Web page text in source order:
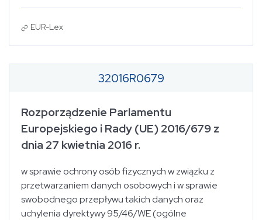
EUR-Lex
32016R0679
Rozporządzenie Parlamentu
Europejskiego i Rady (UE) 2016/679 z
dnia 27 kwietnia 2016 r.
w sprawie ochrony osób fizycznych w związku z
przetwarzaniem danych osobowych i w sprawie
swobodnego przepływu takich danych oraz
uchylenia dyrektywy 95/46/WE (ogólne